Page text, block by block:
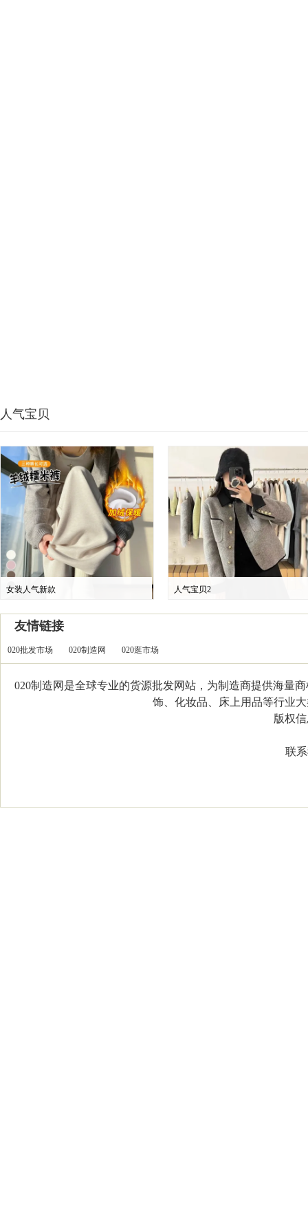
人气宝贝
女装人气新款 人气宝贝2
友情链接
020批发市场 020制造网 020逛市场
020制造网是全球专业的货源批发网站，为制造商提供海量
饰、化妆品、床上用品等行业
版权信
联